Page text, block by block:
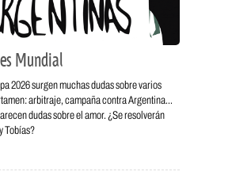
Mundial
2026 surgen muchas dudas sobre varios
arbitraje, campaña contra Argentina…
dudas sobre el amor. ¿Se resolverán
Tobías?